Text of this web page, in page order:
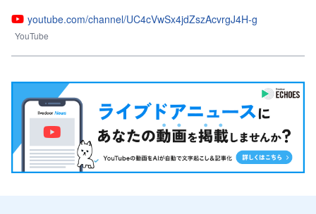
youtube.com/channel/UC4cVwSx4jdZszAcvrgJ4H-g
YouTube